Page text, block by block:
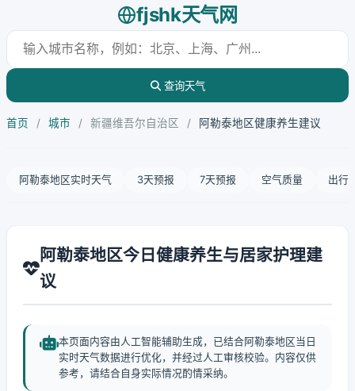
fjshk天气网
查询天气
首页 / 城市 / 新疆维吾尔自治区 / 阿勒泰地区健康养生建议
阿勒泰地区实时天气 3天预报 7天预报 空气质量 出行
阿勒泰地区今日健康养生与居家护理建
议
本页面内容由人工智能辅助生成，已结合阿勒泰地区当日
实时天气数据进行优化，并经过人工审核校验。内容仅供
参考，请结合自身实际情况酌情采纳。